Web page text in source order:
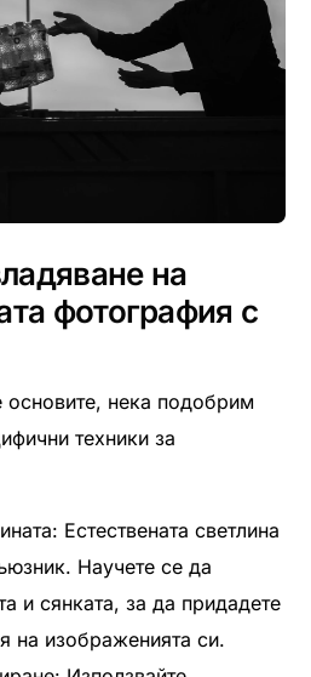
на
фотография с
основите, нека подобрим
техники за
Естествената светлина
Научете се да
и сянката, за да придадете
на изображенията си.